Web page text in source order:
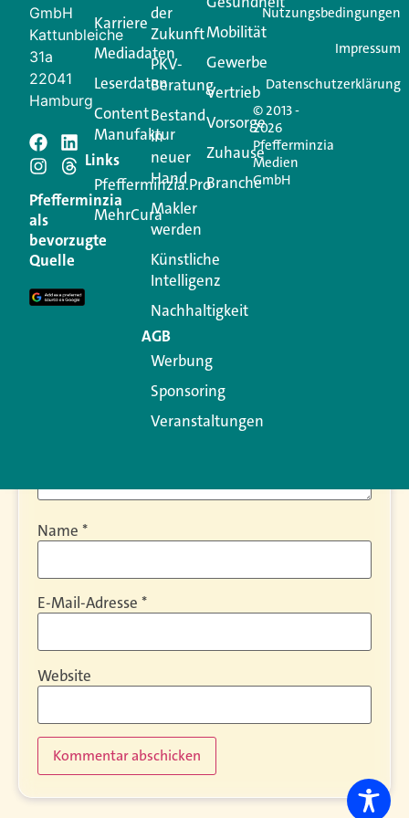
Jetzt anmelden
Schreiben Sie einen
Kommentar
Ihre E-Mail-Adresse wird nicht veröffentlicht.
Erforderliche Felder sind mit
Kommentar
Name *
E-Mail-Adresse *
Website
Alternative:
GmbH
Kattunbleiche
31a
22041
Hamburg
Pfefferminzia
als
bevorzugte
Quelle
Karriere
Mediadaten
Leserdaten
Content
Manufaktur
Links
Pfefferminzia.Pro
MehrCura
der
Zukunft
PKV-
Beratung
Bestand
in
neuer
Hand
Makler
werden
Künstliche
Intelligenz
Nachhaltigkeit
AGB
Werbung
Sponsoring
Veranstaltungen
Mobilität
Gewerbe
Vertrieb
Vorsorge
Zuhause
Branche
© 2013 -
2026
Pfefferminzia
Medien
GmbH
Nutzungsbedingungen
Impressum
Datenschutzerklärung